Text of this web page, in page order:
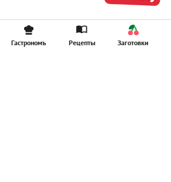
Гастрономъ Рецепты Заготовки